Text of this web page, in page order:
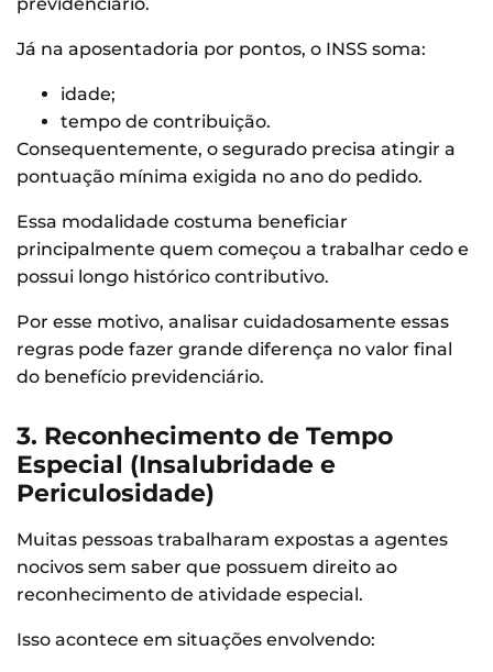
Já na aposentadoria por pontos, o INSS soma:
idade;
tempo de contribuição.
Consequentemente, o segurado precisa atingir a
pontuação mínima exigida no ano do pedido.
Essa modalidade costuma beneficiar
principalmente quem começou a trabalhar cedo e
possui longo histórico contributivo.
Por esse motivo, analisar cuidadosamente essas
regras pode fazer grande diferença no valor final
do benefício previdenciário.
3. Reconhecimento de Tempo
Especial (Insalubridade e
Periculosidade)
Muitas pessoas trabalharam expostas a agentes
nocivos sem saber que possuem direito ao
reconhecimento de atividade especial.
Isso acontece em situações envolvendo: